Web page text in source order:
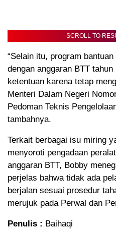
SCROLL TO
“Selain itu, program
dengan anggaran BTT
ketentuan karena tetap
Menteri Dalam Negeri
Pedoman Teknis
tambahnya.
Terkait berbagai isu miring
menyoroti pengadaan
anggaran BTT, Bobby
perjelas bahwa tidak ada
berjalan sesuai prosedur
merujuk pada Perwal dan
Penulis : Baihaqi